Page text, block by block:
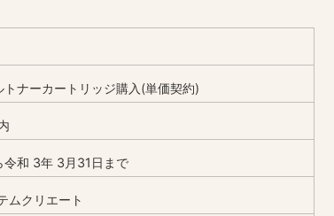
ナーカートリッジ購入(単価契約)
和 3年 3月31日まで
ムクリエート